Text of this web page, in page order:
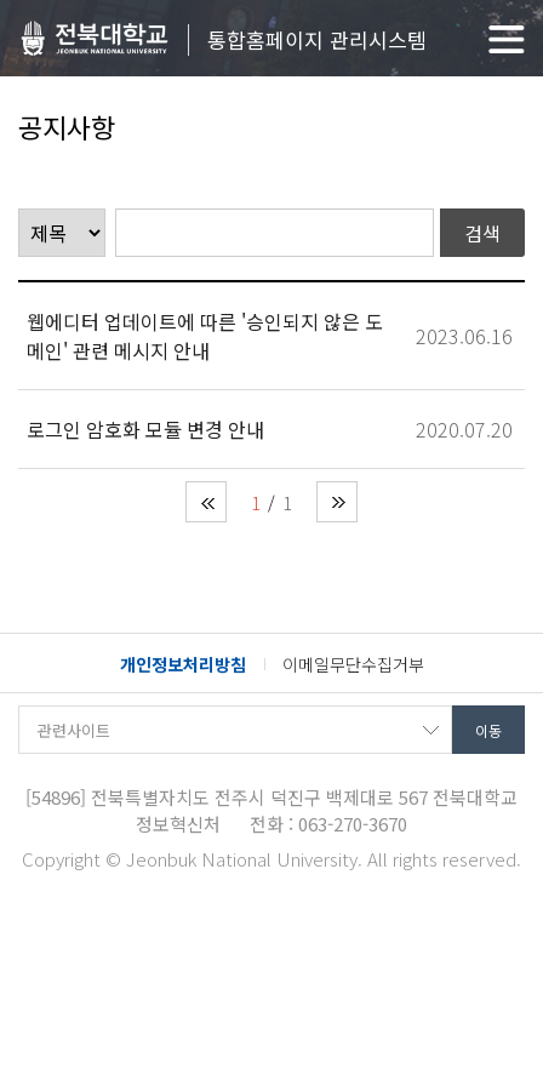
통합홈페이지 관리시스템
공지사항
웹에디터 업데이트에 따른 '승인되지 않은 도
메인' 관련 메시지 안내
2023.06.16
로그인 암호화 모듈 변경 안내 2020.07.20
1 1
개인정보처리방침 이메일무단수집거부
[54896] 전북특별자치도 전주시 덕진구 백제대로 567 전북대학교
정보혁신처
전화 : 063-270-3670
Copyright © Jeonbuk National University. All rights reserved.